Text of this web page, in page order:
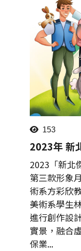
153
2023年 新
2023「新北
第三款形象
術系方彩欣
美術系學生
進行創作設
實景，融合
保業...